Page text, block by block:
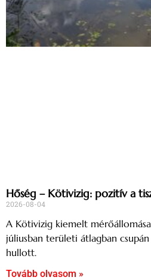
Hőség – Kötivizig: pozitív a
2026-08-04
A Kötivizig kiemelt
júliusban területi átlagban
hullott.
Tovább olvasom »